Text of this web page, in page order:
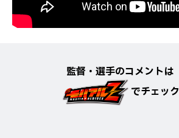
監督・選手のコメントは
でチェック